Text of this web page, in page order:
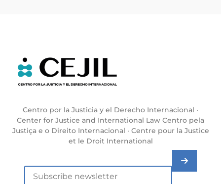
Centro por la Justicia y el Derecho Internacional ·
Center for Justice and International Law Centro pela
Justiça e o Direito Internacional · Centre pour la Justice
et le Droit International